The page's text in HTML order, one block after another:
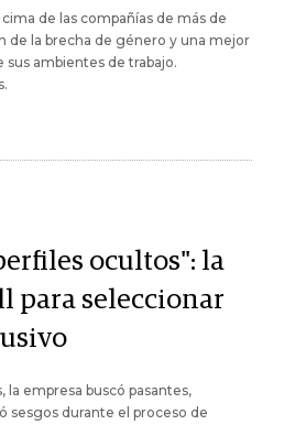
de las compañías de más de
de la brecha de género y una mejor
ambientes de trabajo.
ocultos": la
para seleccionar
la empresa buscó pasantes,
durante el proceso de